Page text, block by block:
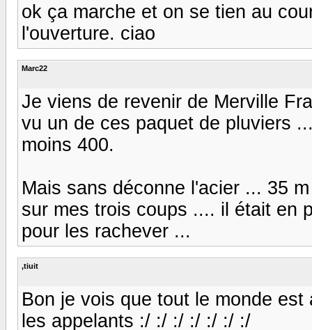
ok ça marche et on se tien au
l'ouverture. ciao
Marc22
Je viens de revenir de Merville
vu un de ces paquet de pluviers
moins 400.
Mais sans déconne l'acier ... 35
sur mes trois coups .... il était en
pour les rachever ...
,tiuit
Bon je vois que tout le monde
les appelants :/ :/ :/ :/ :/ :/ :/